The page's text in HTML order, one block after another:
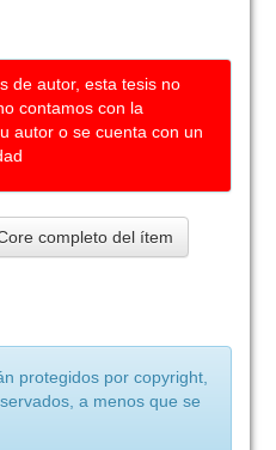
de autor, esta tesis no
contamos con la
autor o se cuenta con un
completo del ítem
protegidos por copyright,
a menos que se